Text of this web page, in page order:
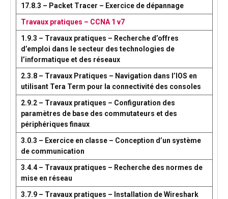
17.8.3 – Packet Tracer – Exercice de dépannage
Travaux pratiques – CCNA 1 v7
1.9.3 – Travaux pratiques – Recherche d’offres
d’emploi dans le secteur des technologies de
l’informatique et des réseaux
2.3.8 – Travaux Pratiques – Navigation dans l’IOS en
utilisant Tera Term pour la connectivité des consoles
2.9.2 – Travaux pratiques – Configuration des
paramètres de base des commutateurs et des
périphériques finaux
3.0.3 – Exercice en classe – Conception d’un système
de communication
3.4.4 – Travaux pratiques – Recherche des normes de
mise en réseau
3.7.9 – Travaux pratiques – Installation de Wireshark